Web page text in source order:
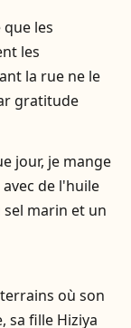
les
les
la rue ne le
gratitude
jour, je mange
de l'huile
marin et un
où son
sa fille Hiziya